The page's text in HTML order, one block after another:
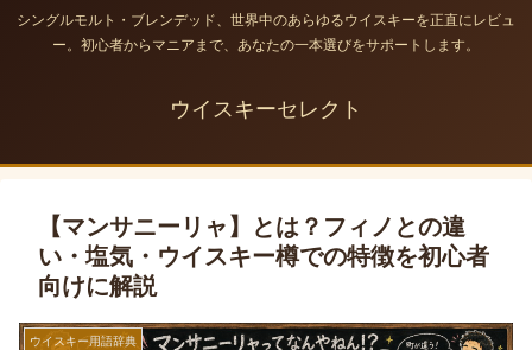
シングルモルト・ブレンデッド、世界中のあらゆるウイスキーを正直にレビュ
ー。初心者からマニアまで、あなたの一本選びをサポートします。
ウイスキーセレクト
【マンサニーリャ】とは？フィノとの違
い・塩気・ウイスキー樽での特徴を初心者
向けに解説
ウイスキー用語辞典